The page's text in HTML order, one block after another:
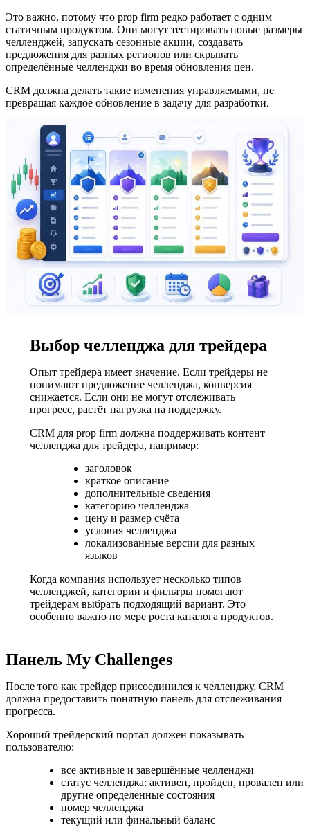
Это важно, потому что prop firm редко работает с одним
статичным продуктом. Они могут тестировать новые размеры
челленджей, запускать сезонные акции, создавать
предложения для разных регионов или скрывать
определённые челленджи во время обновления цен.
CRM должна делать такие изменения управляемыми, не
превращая каждое обновление в задачу для разработки.
Выбор челленджа для трейдера
Опыт трейдера имеет значение. Если трейдеры не
понимают предложение челленджа, конверсия
снижается. Если они не могут отслеживать
прогресс, растёт нагрузка на поддержку.
CRM для prop firm должна поддерживать контент
челленджа для трейдера, например:
заголовок
краткое описание
дополнительные сведения
категорию челленджа
цену и размер счёта
условия челленджа
локализованные версии для разных
языков
Когда компания использует несколько типов
челленджей, категории и фильтры помогают
трейдерам выбрать подходящий вариант. Это
особенно важно по мере роста каталога продуктов.
Панель My Challenges
После того как трейдер присоединился к челленджу, CRM
должна предоставить понятную панель для отслеживания
прогресса.
Хороший трейдерский портал должен показывать
пользователю:
все активные и завершённые челленджи
статус челленджа: активен, пройден, провален или
другие определённые состояния
номер челленджа
текущий или финальный баланс